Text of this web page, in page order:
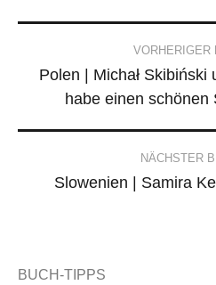
navigation
VORHERIGER
Polen | Michał Skibiński
habe einen schönen
NÄCHSTER
Slowenien | Samira
BUCH-TIPPS